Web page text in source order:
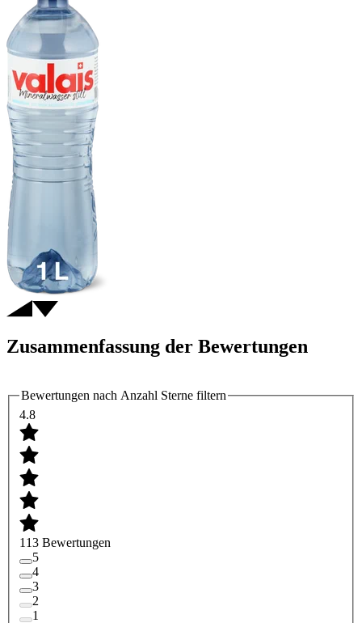
Zusammenfassung der Bewertungen
Bewertungen nach Anzahl Sterne filtern
4.8
113 Bewertungen
5
4
3
2
1